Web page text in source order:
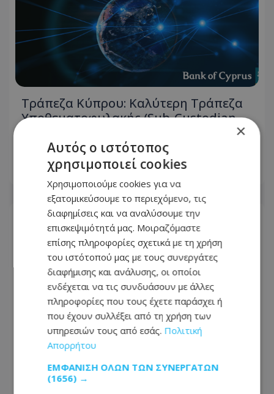
Τράπεζα Κύπρου: Καλύτερη Τράπεζα
Υποθεματοφυλακής (Sub-Custodian
Bank) στην Κύπρο για το 2026, από το
Global Finance
27.07.2026 - 12:41
Η νέα ιστοσελίδα της Louis Hotels σας
×
Αυτός ο ιστότοπος
χρησιμοποιεί cookies
Χρησιμοποιούμε cookies για να
εξατομικεύσουμε το περιεχόμενο, τις
διαφημίσεις και να αναλύσουμε την
επισκεψιμότητά μας. Μοιραζόμαστε
επίσης πληροφορίες σχετικά με τη χρήση
του ιστότοπού μας με τους συνεργάτες
διαφήμισης και ανάλυσης, οι οποίοι
ενδέχεται να τις συνδυάσουν με άλλες
πληροφορίες που τους έχετε παράσχει ή
που έχουν συλλέξει από τη χρήση των
υπηρεσιών τους από εσάς. Πολιτική
Απορρήτου
ΕΜΦΆΝΙΣΗ ΌΛΩΝ ΤΩΝ ΣΥΝΕΡΓΑΤΏΝ
(1656) →